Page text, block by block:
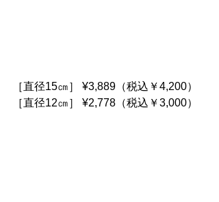
［直径15㎝］ ¥3,889（税込￥4,200）
［直径12㎝］ ¥2,778（税込￥3,000）